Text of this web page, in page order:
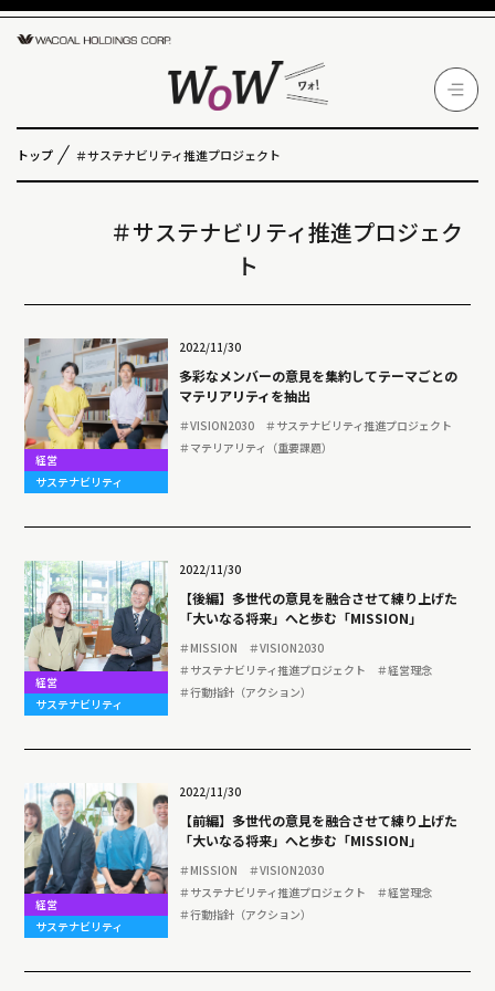
トップ ＃サステナビリティ推進プロジェクト
＃サステナビリティ推進プロジェク
ト
経営
サステナビリティ
2022/11/30
多彩なメンバーの意見を集約してテーマごとの
マテリアリティを抽出
＃VISION2030
＃サステナビリティ推進プロジェクト
＃マテリアリティ（重要課題）
経営
サステナビリティ
2022/11/30
【後編】多世代の意見を融合させて練り上げた
「大いなる将来」へと歩む「MISSION」
＃MISSION
＃VISION2030
＃サステナビリティ推進プロジェクト
＃経営理念
＃行動指針（アクション）
経営
サステナビリティ
2022/11/30
【前編】多世代の意見を融合させて練り上げた
「大いなる将来」へと歩む「MISSION」
＃MISSION
＃VISION2030
＃サステナビリティ推進プロジェクト
＃経営理念
＃行動指針（アクション）